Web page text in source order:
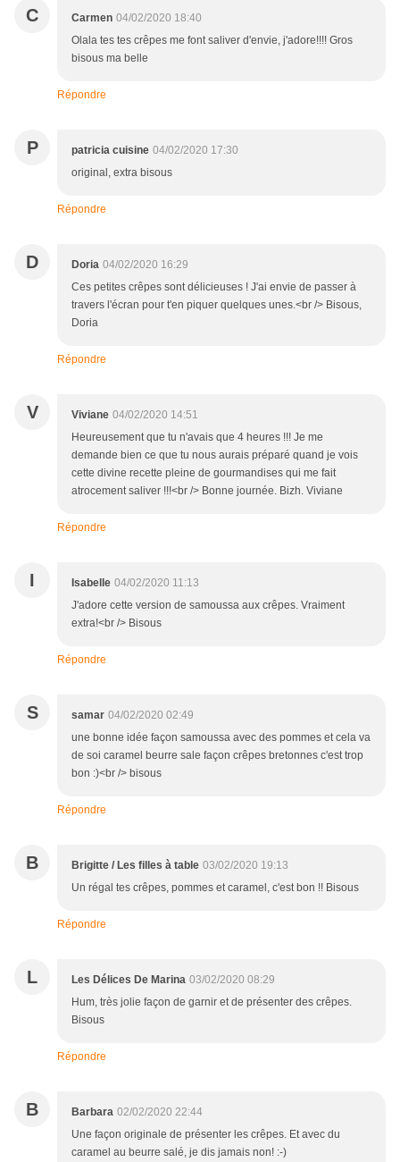
C Carmen 04/02/2020 18:40
Olala tes tes crêpes me font saliver d'envie, j'adore!!!! Gros
bisous ma belle
Répondre
P patricia cuisine 04/02/2020 17:30
original, extra bisous
Répondre
D Doria 04/02/2020 16:29
Ces petites crêpes sont délicieuses ! J'ai envie de passer à
travers l'écran pour t'en piquer quelques unes.<br /> Bisous,
Doria
Répondre
V Viviane 04/02/2020 14:51
Heureusement que tu n'avais que 4 heures !!! Je me
demande bien ce que tu nous aurais préparé quand je vois
cette divine recette pleine de gourmandises qui me fait
atrocement saliver !!!<br /> Bonne journée. Bizh. Viviane
Répondre
I Isabelle 04/02/2020 11:13
J'adore cette version de samoussa aux crêpes. Vraiment
extra!<br /> Bisous
Répondre
S samar 04/02/2020 02:49
une bonne idée façon samoussa avec des pommes et cela va
de soi caramel beurre sale façon crêpes bretonnes c'est trop
bon :)<br /> bisous
Répondre
B Brigitte / Les filles à table 03/02/2020 19:13
Un régal tes crêpes, pommes et caramel, c'est bon !! Bisous
Répondre
L Les Délices De Marina 03/02/2020 08:29
Hum, très jolie façon de garnir et de présenter des crêpes.
Bisous
Répondre
B Barbara 02/02/2020 22:44
Une façon originale de présenter les crêpes. Et avec du
caramel au beurre salé, je dis jamais non! :-)